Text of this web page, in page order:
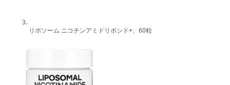
リポソーム ニコチンアミドリボシド+、60粒